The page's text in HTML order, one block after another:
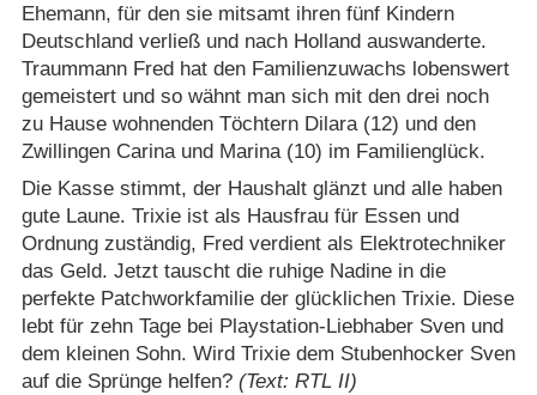
Ehemann, für den sie mitsamt ihren fünf Kindern
Deutschland verließ und nach Holland auswanderte.
Traummann Fred hat den Familienzuwachs lobenswert
gemeistert und so wähnt man sich mit den drei noch
zu Hause wohnenden Töchtern Dilara (12) und den
Zwillingen Carina und Marina (10) im Familienglück.
Die Kasse stimmt, der Haushalt glänzt und alle haben
gute Laune. Trixie ist als Hausfrau für Essen und
Ordnung zuständig, Fred verdient als Elektrotechniker
das Geld. Jetzt tauscht die ruhige Nadine in die
perfekte Patchworkfamilie der glücklichen Trixie. Diese
lebt für zehn Tage bei Playstation-Liebhaber Sven und
dem kleinen Sohn. Wird Trixie dem Stubenhocker Sven
auf die Sprünge helfen? (Text: RTL II)